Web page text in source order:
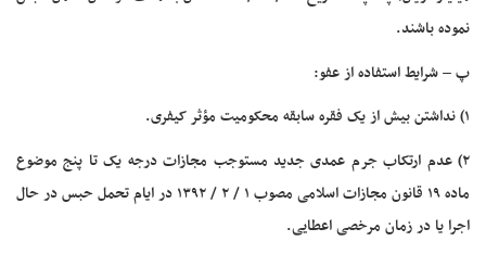
نموده باشند.
پ – شرایط استفاده از عفو:
۱) نداشتن بیش از یک فقره سابقه محکومیت مؤثر کیفری.
۲) عدم ارتکاب جرم عمدی جدید مستوجب مجازات درجه یک تا پنج موضوع
ماده ۱۹ قانون مجازات اسلامی مصوب ۱ / ۲ / ۱۳۹۲ در ایام تحمل حبس در حال
اجرا یا در زمان مرخصی اعطایی.